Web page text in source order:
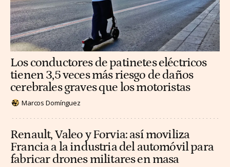
Los conductores de patinetes eléctricos
tienen 3,5 veces más riesgo de daños
cerebrales graves que los motoristas
Marcos Domínguez
Renault, Valeo y Forvia: así moviliza
Francia a la industria del automóvil para
fabricar drones militares en masa